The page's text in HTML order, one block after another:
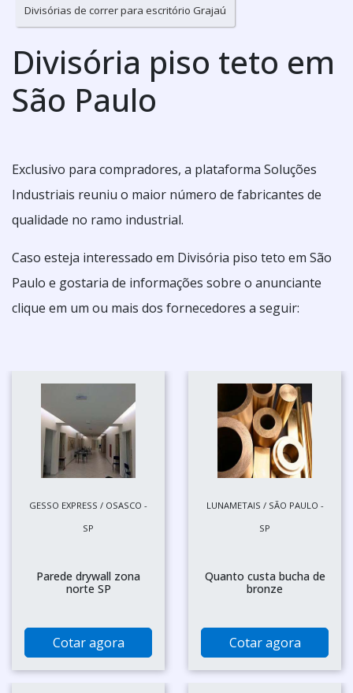
Divisórias de correr para escritório Grajaú
Divisória piso teto em
São Paulo
Exclusivo para compradores, a plataforma Soluções
Industriais reuniu o maior número de fabricantes de
qualidade no ramo industrial.
Caso esteja interessado em Divisória piso teto em São
Paulo e gostaria de informações sobre o anunciante
clique em um ou mais dos fornecedores a seguir:
GESSO EXPRESS / OSASCO -
SP
Parede drywall zona
norte SP
Cotar agora
LUNAMETAIS / SÃO PAULO -
SP
Quanto custa bucha de
bronze
Cotar agora